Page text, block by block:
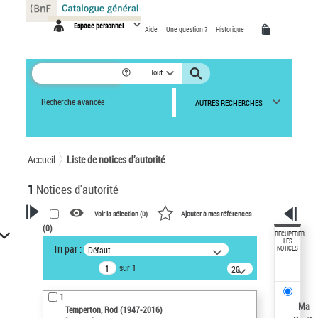
Espace personnel Aide Une question ? Historique
Tout
Recherche avancée AUTRES RECHERCHES
Accueil Liste de notices d’autorité
1 Notices d'autorité
VOTRE RECHERCHE
Recherche avancée dans les
notices d’autorité
Œuvres liées à l'auteur :
Temperton, Rod (1947-2016)
Voir la sélection (0) Ajouter à mes références
(0)
Tri par : Défaut
sur 1
20
résultats/page
1
Temperton, Rod (1947-2016)
RÉCUPÉRER
LES
NOTICES
Ma
Panneau de gestion des cookies